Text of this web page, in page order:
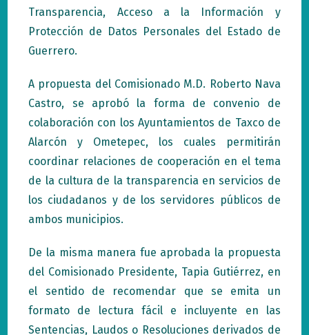
Transparencia, Acceso a la Información y
Protección de Datos Personales del Estado de
Guerrero.
A propuesta del Comisionado M.D. Roberto Nava
Castro, se aprobó la forma de convenio de
colaboración con los Ayuntamientos de Taxco de
Alarcón y Ometepec, los cuales permitirán
coordinar relaciones de cooperación en el tema
de la cultura de la transparencia en servicios de
los ciudadanos y de los servidores públicos de
ambos municipios.
De la misma manera fue aprobada la propuesta
del Comisionado Presidente, Tapia Gutiérrez, en
el sentido de recomendar que se emita un
formato de lectura fácil e incluyente en las
Sentencias, Laudos o Resoluciones derivados de